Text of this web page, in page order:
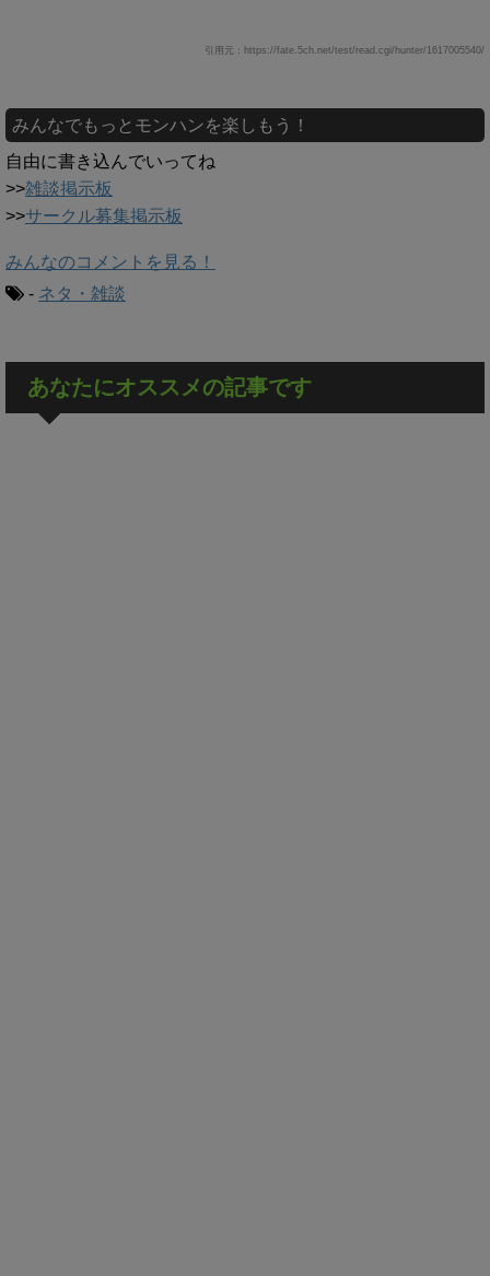
引用元：https://fate.5ch.net/test/read.cgi/hunter/1617005540/
みんなでもっとモンハンを楽しもう！
自由に書き込んでいってね
>>雑談掲示板
>>サークル募集掲示板
みんなのコメントを見る！
- ネタ・雑談
あなたにオススメの記事です